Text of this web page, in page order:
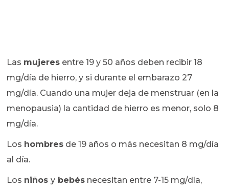
Las mujeres entre 19 y 50 años deben recibir 18
mg/día de hierro, y si durante el embarazo 27
mg/día. Cuando una mujer deja de menstruar (en la
menopausia) la cantidad de hierro es menor, solo 8
mg/día.
Los hombres de 19 años o más necesitan 8 mg/día
al día.
Los niñosy bebés necesitan entre 7-15 mg/día,